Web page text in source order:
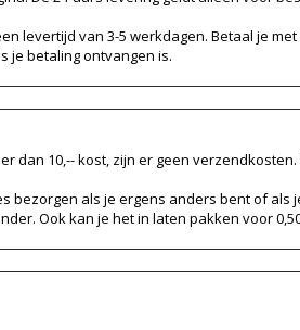
levertijd van 3-5 werkdagen. Betaal je
je betaling ontvangen is.
dan 10,-- kost, zijn er geen
bezorgen als je ergens anders bent of als
Ook kan je het in laten pakken voor